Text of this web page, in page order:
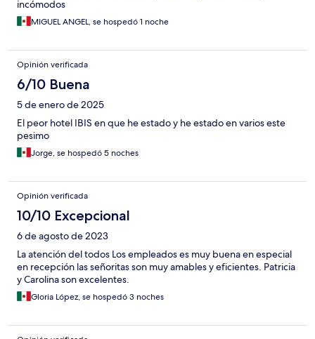
incómodos
MIGUEL ANGEL, se hospedó 1 noche
Opinión verificada
6/10 Buena
5 de enero de 2025
El peor hotel IBIS en que he estado y he estado en varios este
pesimo
Jorge, se hospedó 5 noches
Opinión verificada
10/10 Excepcional
6 de agosto de 2023
La atención del todos Los empleados es muy buena en especial
en recepción las señoritas son muy amables y eficientes. Patricia
y Carolina son excelentes.
Gloria López, se hospedó 3 noches